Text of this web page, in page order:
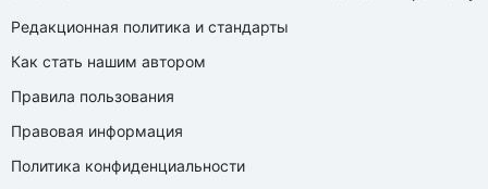
Редакционная политика и стандарты
Как стать нашим автором
Правила пользования
Правовая информация
Политика конфиденциальности